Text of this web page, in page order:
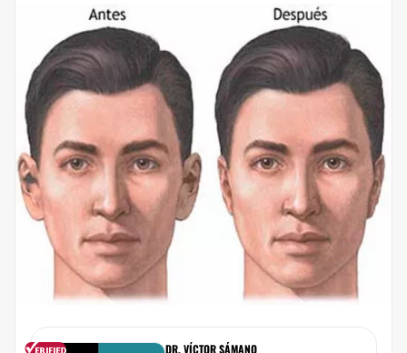
DR. VÍCTOR SÁMANO